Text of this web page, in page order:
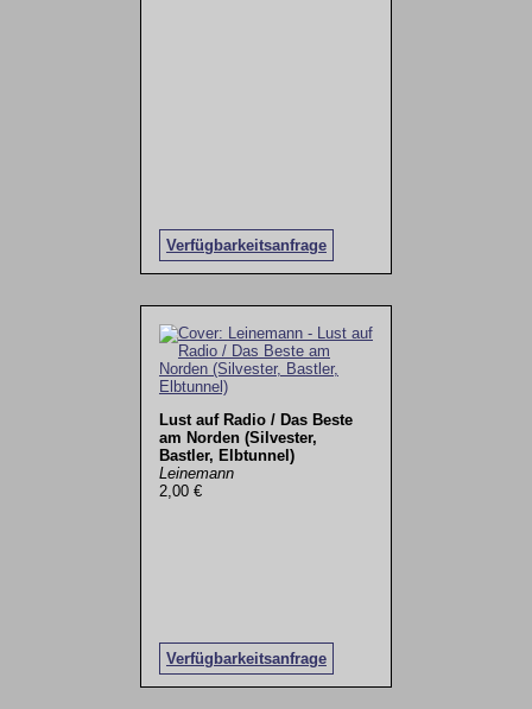
Verfügbarkeitsanfrage
Lust auf Radio / Das Beste
am Norden (Silvester,
Bastler, Elbtunnel)
Leinemann
2,00 €
Verfügbarkeitsanfrage